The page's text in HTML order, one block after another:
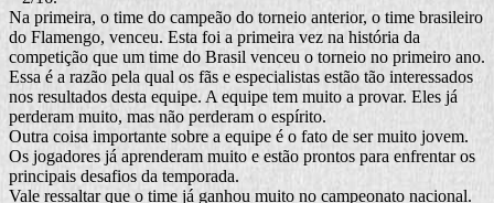
Na primeira, o time do campeão do torneio anterior, o time brasileiro
do Flamengo, venceu. Esta foi a primeira vez na história da
competição que um time do Brasil venceu o torneio no primeiro ano.
Essa é a razão pela qual os fãs e especialistas estão tão interessados
nos resultados desta equipe. A equipe tem muito a provar. Eles já
perderam muito, mas não perderam o espírito.
Outra coisa importante sobre a equipe é o fato de ser muito jovem.
Os jogadores já aprenderam muito e estão prontos para enfrentar os
principais desafios da temporada.
Vale ressaltar que o time já ganhou muito no campeonato nacional.